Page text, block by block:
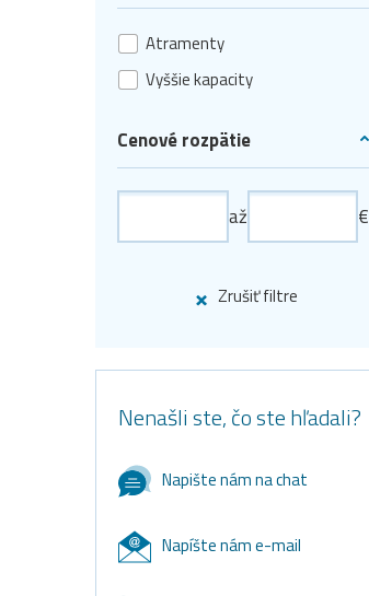
Atramenty
Vyššie kapacity
Cenové rozpätie
až €
Zrušiť filtre
Nenašli ste, čo ste hľadali?
Napište nám na chat
Napíšte nám e-mail